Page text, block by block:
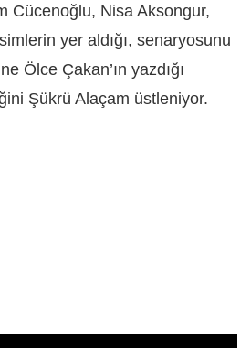
Cücenoğlu, Nisa Aksongur,
yer aldığı, senaryosunu
Ölce Çakan’ın yazdığı
Şükrü Alaçam üstleniyor.